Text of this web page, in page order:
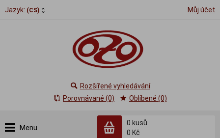
Jazyk: (CS) Můj účet
Menu
0 kusů
0 Kč
Rozšířené vyhledávání
Porovnávané (0)
Oblíbené (0)